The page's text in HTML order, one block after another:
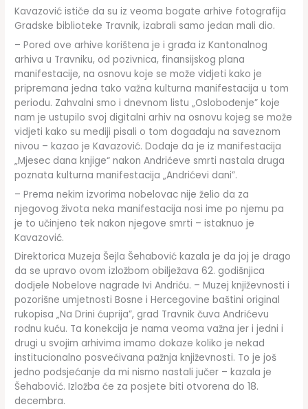
Kavazović ističe da su iz veoma bogate arhive fotografija
Gradske biblioteke Travnik, izabrali samo jedan mali dio.
– Pored ove arhive korištena je i građa iz Kantonalnog
arhiva u Travniku, od pozivnica, finansijskog plana
manifestacije, na osnovu koje se može vidjeti kako je
pripremana jedna tako važna kulturna manifestacija u tom
periodu. Zahvalni smo i dnevnom listu „Oslobođenje” koje
nam je ustupilo svoj digitalni arhiv na osnovu kojeg se može
vidjeti kako su mediji pisali o tom događaju na saveznom
nivou – kazao je Kavazović. Dodaje da je iz manifestacija
„Mjesec dana knjige“ nakon Andrićeve smrti nastala druga
poznata kulturna manifestacija „Andrićevi dani”.
– Prema nekim izvorima nobelovac nije želio da za
njegovog života neka manifestacija nosi ime po njemu pa
je to učinjeno tek nakon njegove smrti – istaknuo je
Kavazović.
Direktorica Muzeja Šejla Šehabović kazala je da joj je drago
da se upravo ovom izložbom obilježava 62. godišnjica
dodjele Nobelove nagrade Ivi Andriću. – Muzej književnosti i
pozorišne umjetnosti Bosne i Hercegovine baštini original
rukopisa „Na Drini ćuprija”, grad Travnik čuva Andrićevu
rodnu kuću. Ta konekcija je nama veoma važna jer i jedni i
drugi u svojim arhivima imamo dokaze koliko je nekad
institucionalno posvećivana pažnja književnosti. To je još
jedno podsjećanje da mi nismo nastali jučer – kazala je
Šehabović. Izložba će za posjete biti otvorena do 18.
decembra.